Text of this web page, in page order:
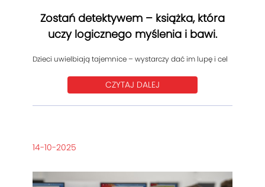
Zostań detektywem – książka, która
uczy logicznego myślenia i bawi.
Dzieci uwielbiają tajemnice – wystarczy dać im lupę i cel
CZYTAJ DALEJ
14-10-2025